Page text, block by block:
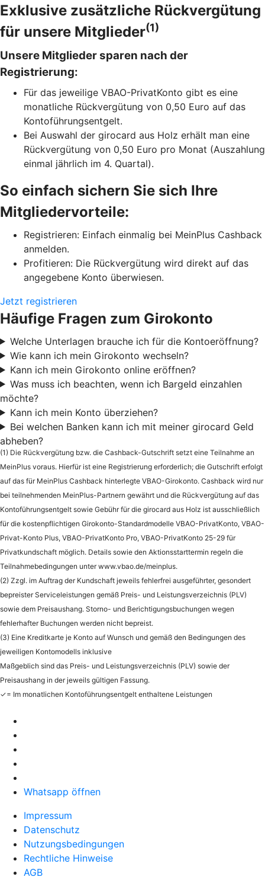
Exklusive zusätzliche Rückvergütung
für unsere Mitglieder(1)
Unsere Mitglieder sparen nach der
Registrierung:
Für das jeweilige VBAO-PrivatKonto gibt es eine
monatliche Rückvergütung von 0,50 Euro auf das
Kontoführungsentgelt.
Bei Auswahl der girocard aus Holz erhält man eine
Rückvergütung von 0,50 Euro pro Monat (Auszahlung
einmal jährlich im 4. Quartal).
So einfach sichern Sie sich Ihre
Mitgliedervorteile:
Registrieren: Einfach einmalig bei MeinPlus Cashback
anmelden.
Profitieren: Die Rückvergütung wird direkt auf das
angegebene Konto überwiesen.
Jetzt registrieren
Häufige Fragen zum Girokonto
Welche Unterlagen brauche ich für die Kontoeröffnung?
Wie kann ich mein Girokonto wechseln?
Kann ich mein Girokonto online eröffnen?
Was muss ich beachten, wenn ich Bargeld einzahlen
möchte?
Kann ich mein Konto überziehen?
Bei welchen Banken kann ich mit meiner girocard Geld
abheben?
(1) Die Rückvergütung bzw. die Cashback-Gutschrift setzt eine Teilnahme an
MeinPlus voraus. Hierfür ist eine Registrierung erforderlich; die Gutschrift erfolgt
auf das für MeinPlus Cashback hinterlegte VBAO-Girokonto. Cashback wird nur
bei teilnehmenden MeinPlus-Partnern gewährt und die Rückvergütung auf das
Kontoführungsentgelt sowie Gebühr für die girocard aus Holz ist ausschließlich
für die kostenpflichtigen Girokonto-Standardmodelle VBAO-PrivatKonto, VBAO-
Privat-Konto Plus, VBAO-PrivatKonto Pro, VBAO-PrivatKonto 25-29 für
Privatkundschaft möglich. Details sowie den Aktionsstarttermin regeln die
Teilnahmebedingungen unter www.vbao.de/meinplus.
(2) Zzgl. im Auftrag der Kundschaft jeweils fehlerfrei ausgeführter, gesondert
bepreister Serviceleistungen gemäß Preis- und Leistungsverzeichnis (PLV)
sowie dem Preisaushang. Storno- und Berichtigungsbuchungen wegen
fehlerhafter Buchungen werden nicht bepreist.
(3) Eine Kreditkarte je Konto auf Wunsch und gemäß den Bedingungen des
jeweiligen Kontomodells inklusive
Maßgeblich sind das Preis- und Leistungsverzeichnis (PLV) sowie der
Preisaushang in der jeweils gültigen Fassung.
✓= Im monatlichen Kontoführungsentgelt enthaltene Leistungen
Whatsapp öffnen
Impressum
Datenschutz
Nutzungsbedingungen
Rechtliche Hinweise
AGB